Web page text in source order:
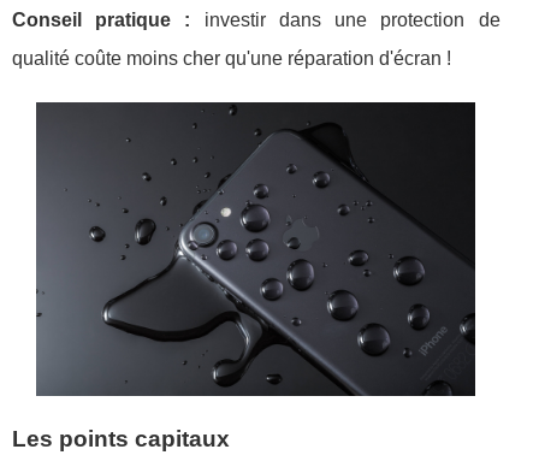
Conseil pratique : investir dans une protection de
qualité coûte moins cher qu'une réparation d'écran !
Les points capitaux